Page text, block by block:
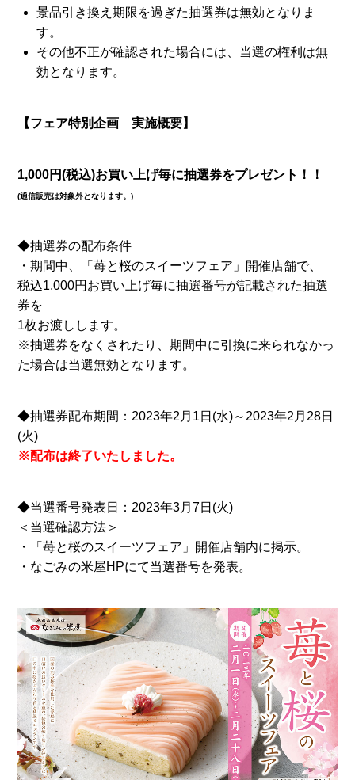
景品引き換え期限を過ぎた抽選券は無効となりま
す。
その他不正が確認された場合には、当選の権利は無
効となります。
【フェア特別企画 実施概要】
1,000円(税込)お買い上げ毎に抽選券をプレゼント！！
(通信販売は対象外となります。)
◆抽選券の配布条件
・期間中、「苺と桜のスイーツフェア」開催店舗で、
税込1,000円お買い上げ毎に抽選番号が記載された抽選
券を
1枚お渡しします。
※抽選券をなくされたり、期間中に引換に来られなかっ
た場合は当選無効となります。
◆抽選券配布期間：2023年2月1日(水)～2023年2月28日
(火)
※配布は終了いたしました。
◆当選番号発表日：2023年3月7日(火)
＜当選確認方法＞
・「苺と桜のスイーツフェア」開催店舗内に掲示。
・なごみの米屋HPにて当選番号を発表。